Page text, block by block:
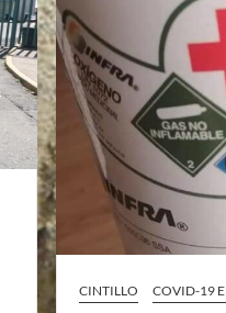
CINTILLO
COVID-19